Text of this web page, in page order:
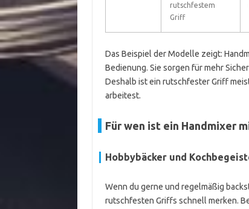
rutschfestem
Griff
Das Beispiel der Modelle zeigt:
Bedienung. Sie sorgen für mehr
Deshalb ist ein rutschfester Griff
arbeitest.
Für wen ist ein Handmixer
Hobbybäcker und
Wenn du gerne und regelmäßig
rutschfesten Griffs schnell merken.